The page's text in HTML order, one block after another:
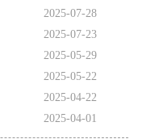
2025-07-28
2025-07-23
2025-05-29
2025-05-22
2025-04-22
2025-04-01